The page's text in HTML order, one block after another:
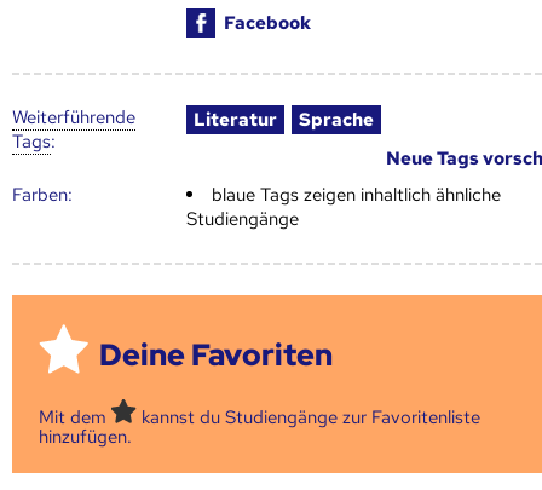
Facebook
Weiter­führende
Tags:
Literatur
Sprache
Neue Tags
Farben:
blaue Tags zeigen inhaltlich ähnliche
Studiengänge
Deine Favoriten
Mit dem
kannst du Studiengänge zur Favoritenliste
hinzufügen.